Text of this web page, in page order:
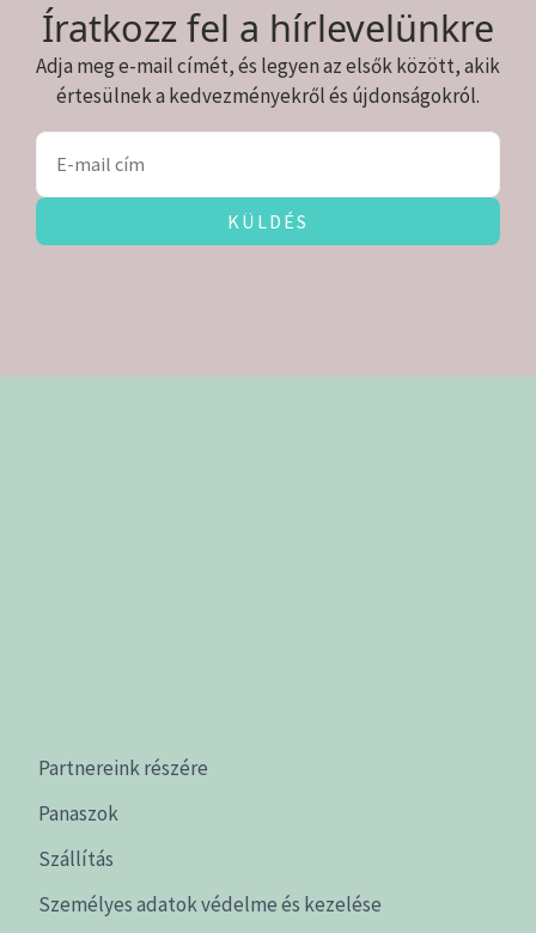
Íratkozz fel a hírlevelünkre
Adja meg e-mail címét, és legyen az elsők között, akik
értesülnek a kedvezményekről és újdonságokról.
KÜLDÉS
Partnereink részére
Panaszok
Szállítás
Személyes adatok védelme és kezelése